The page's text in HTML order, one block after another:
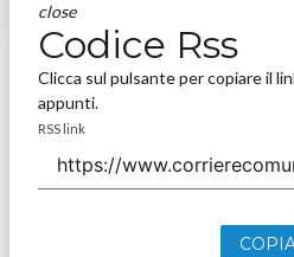
close
Codice Rss
Clicca sul pulsante per copiare il
appunti.
RSS link